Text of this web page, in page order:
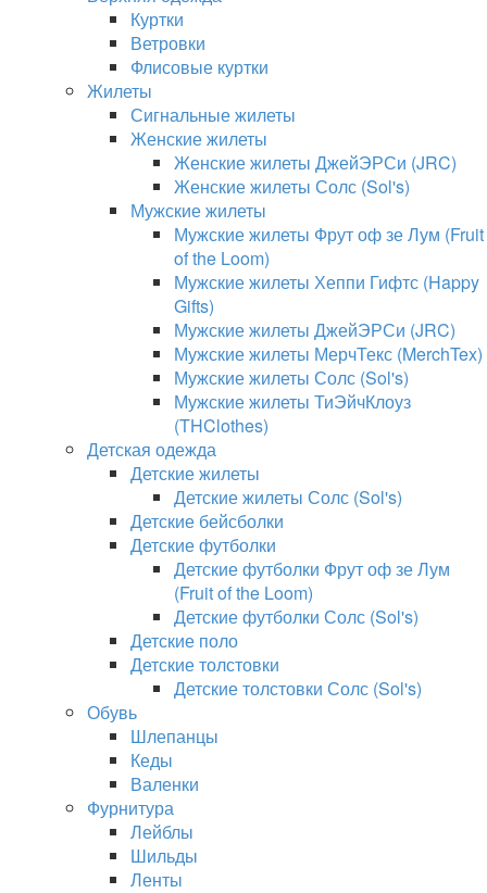
Куртки
Ветровки
Флисовые куртки
Жилеты
Сигнальные жилеты
Женские жилеты
Женские жилеты ДжейЭРСи (JRC)
Женские жилеты Солс (Sol's)
Мужские жилеты
Мужские жилеты Фрут оф зе Лум (Fruit
of the Loom)
Мужские жилеты Хеппи Гифтс (Happy
Gifts)
Мужские жилеты ДжейЭРСи (JRC)
Мужские жилеты МерчТекс (MerchTex)
Мужские жилеты Солс (Sol's)
Мужские жилеты ТиЭйчКлоуз
(THClothes)
Детская одежда
Детские жилеты
Детские жилеты Солс (Sol's)
Детские бейсболки
Детские футболки
Детские футболки Фрут оф зе Лум
(Fruit of the Loom)
Детские футболки Солс (Sol's)
Детские поло
Детские толстовки
Детские толстовки Солс (Sol's)
Обувь
Шлепанцы
Кеды
Валенки
Фурнитура
Лейблы
Шильды
Ленты